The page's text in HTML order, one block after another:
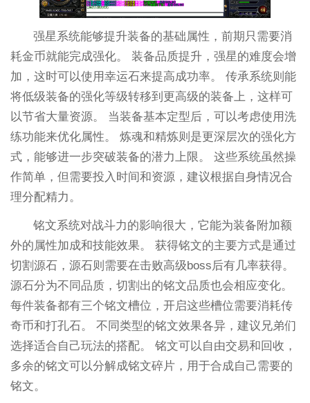
强星系统能够提升装备的基础属性，前期只需要消
耗金币就能完成强化。 装备品质提升，强星的难度会增
加，这时可以使用幸运石来提高成功率。 传承系统则能
将低级装备的强化等级转移到更高级的装备上，这样可
以节省大量资源。 当装备基本定型后，可以考虑使用洗
练功能来优化属性。 炼魂和精炼则是更深层次的强化方
式，能够进一步突破装备的潜力上限。 这些系统虽然操
作简单，但需要投入时间和资源，建议根据自身情况合
理分配精力。
铭文系统对战斗力的影响很大，它能为装备附加额
外的属性加成和技能效果。 获得铭文的主要方式是通过
切割源石，源石则需要在击败高级boss后有几率获得。
源石分为不同品质，切割出的铭文品质也会相应变化。
每件装备都有三个铭文槽位，开启这些槽位需要消耗传
奇币和打孔石。 不同类型的铭文效果各异，建议兄弟们
选择适合自己玩法的搭配。 铭文可以自由交易和回收，
多余的铭文可以分解成铭文碎片，用于合成自己需要的
铭文。